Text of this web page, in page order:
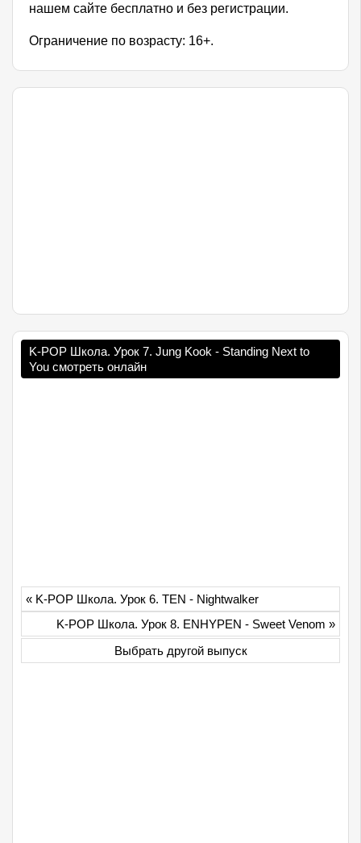
нашем сайте бесплатно и без регистрации.
Ограничение по возрасту: 16+.
K-POP Школа. Урок 7. Jung Kook - Standing Next to
You смотреть онлайн
« K-POP Школа. Урок 6. TEN - Nightwalker
K-POP Школа. Урок 8. ENHYPEN - Sweet Venom »
Выбрать другой выпуск